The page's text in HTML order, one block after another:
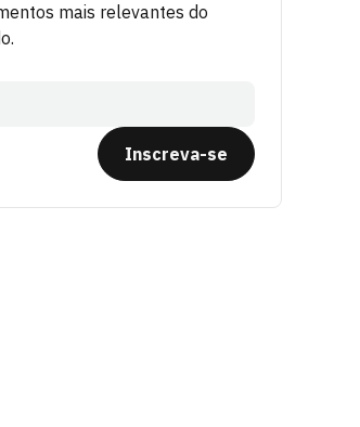
mais relevantes do
Inscreva-se